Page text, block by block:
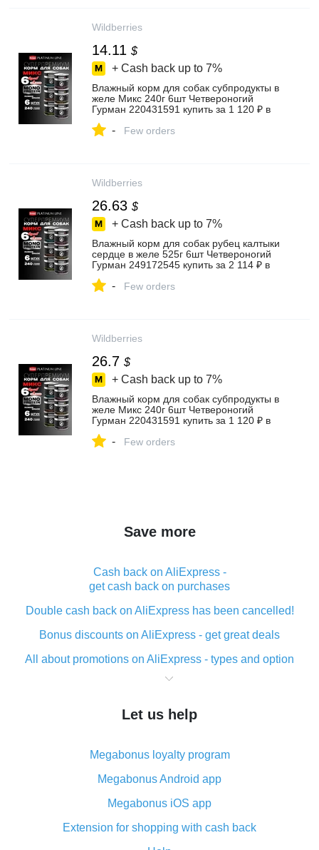
Wildberries
14.11 $
+ Cash back up to 7%
Влажный корм для собак субпродукты в
желе Микс 240г 6шт Четвероногий
Гурман 220431591 купить за 1 120 ₽ в
- Few orders
Wildberries
26.63 $
+ Cash back up to 7%
Влажный корм для собак рубец калтыки
сердце в желе 525г 6шт Четвероногий
Гурман 249172545 купить за 2 114 ₽ в
- Few orders
Wildberries
26.7 $
+ Cash back up to 7%
Влажный корм для собак субпродукты в
желе Микс 240г 6шт Четвероногий
Гурман 220431591 купить за 1 120 ₽ в
- Few orders
Save more
Cash back on AliExpress -
get cash back on purchases
Double cash back on AliExpress has been cancelled!
Bonus discounts on AliExpress - get great deals
All about promotions on AliExpress - types and option
What is cash back when making purchases on
The best place to download cash back for AliExpress
What is the AliExpress cash back plugin and what are
its advantages
Cash back from the AliExpress mobile app -
advantages of the plugin
Double cash back on AliExpress has been cancelled!
Let us help
Megabonus loyalty program
Megabonus Android app
Megabonus iOS app
Extension for shopping with cash back